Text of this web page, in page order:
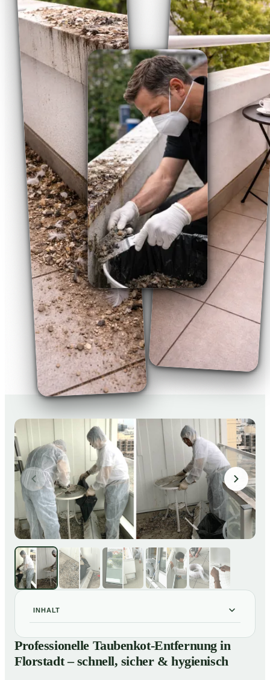
INHALT
01 Professionelle Taubenkot-Entfernung in Florstadt –
schnell, sicher & hygienisch
Warum professionelle Taubenkot-Entfernung in
Professionelle Taubenkot-Entfernung in
Florstadt – schnell, sicher & hygienisch